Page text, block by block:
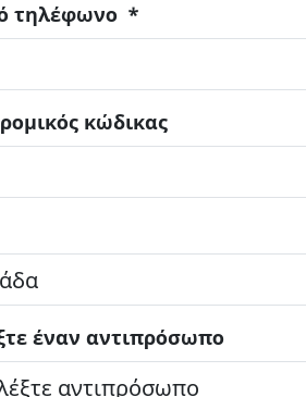
τηλέφωνο *
κώδικας
έναν αντιπρόσωπο